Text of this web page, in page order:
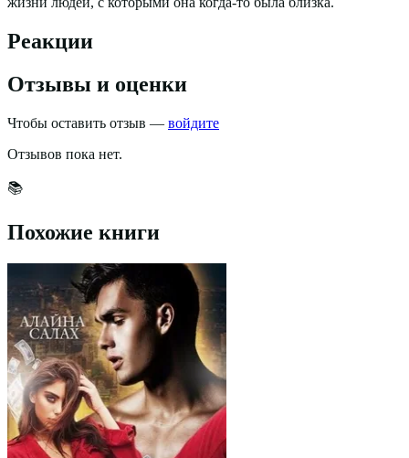
Реакции
Отзывы и оценки
Чтобы оставить отзыв — войдите
Отзывов пока нет.
📚
Похожие книги